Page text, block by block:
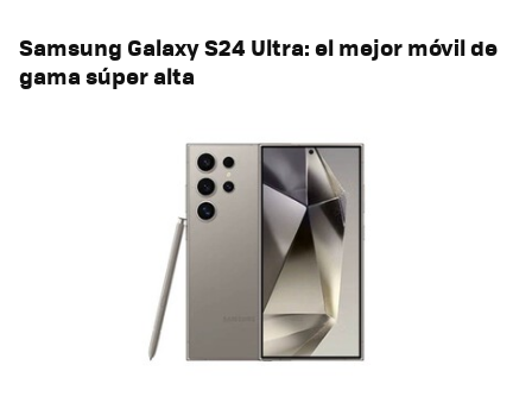
Samsung Galaxy S24 Ultra: el mejor móvil de
gama súper alta